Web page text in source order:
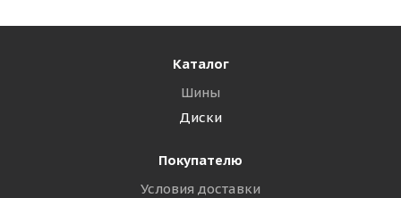
Каталог
Шины
Диски
Покупателю
Условия доставки